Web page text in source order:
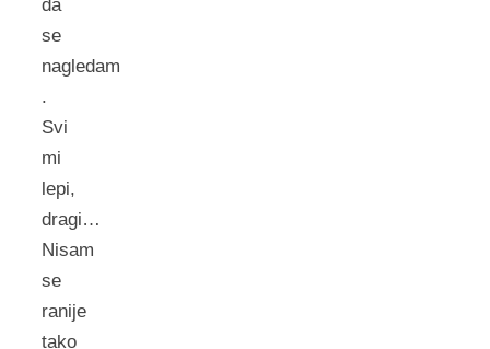
da
se
nagledam
.
Svi
mi
lepi,
dragi…
Nisam
se
ranije
tako